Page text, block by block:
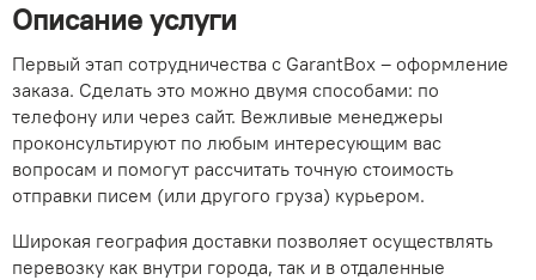
Описание услуги
Первый этап сотрудничества с GarantBox – оформление
заказа. Сделать это можно двумя способами: по
телефону или через сайт. Вежливые менеджеры
проконсультируют по любым интересующим вас
вопросам и помогут рассчитать точную стоимость
отправки писем (или другого груза) курьером.
Широкая география доставки позволяет осуществлять
перевозку как внутри города, так и в отдаленные